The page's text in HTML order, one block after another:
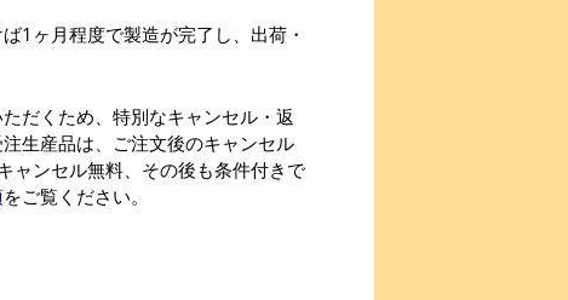
1ヶ月程度で製造が完了し、出荷・
だくため、特別なキャンセル・返
生産品は、ご注文後のキャンセル
ャンセル無料、その後も条件付きで
をご覧ください。